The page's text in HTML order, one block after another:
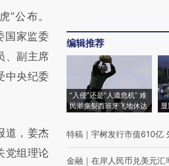
第三方
章
炼总结而
代表财
”公布。
国家监委
、副主席
中央纪委
，姜杰
党组理论
编辑推荐
“入侵”还是“人道危机” 难
民潮撕裂西班牙飞地休达
特稿 ｜ 宇树发行市值610亿
金融 ｜ 在岸人民币兑美元汇